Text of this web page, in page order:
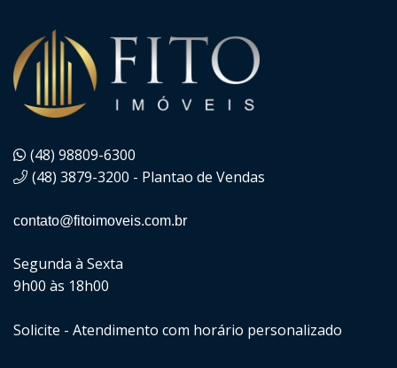
(48) 98809-6300
(48) 3879-3200 - Plantao de Vendas
contato@fitoimoveis.com.br
Segunda à Sexta
9h00 às 18h00
Solicite - Atendimento com horário personalizado